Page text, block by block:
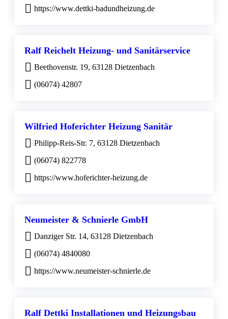
https://www.dettki-badundheizung.de
Ralf Reichelt Heizung- und Sanitärservice
Beethovenstr. 19, 63128 Dietzenbach
(06074) 42807
Wilfried Hoferichter Heizung Sanitär
Philipp-Reis-Str. 7, 63128 Dietzenbach
(06074) 822778
https://www.hoferichter-heizung.de
Neumeister & Schnierle GmbH
Danziger Str. 14, 63128 Dietzenbach
(06074) 4840080
https://www.neumeister-schnierle.de
Ralf Dettki Installationen und Heizungsbau